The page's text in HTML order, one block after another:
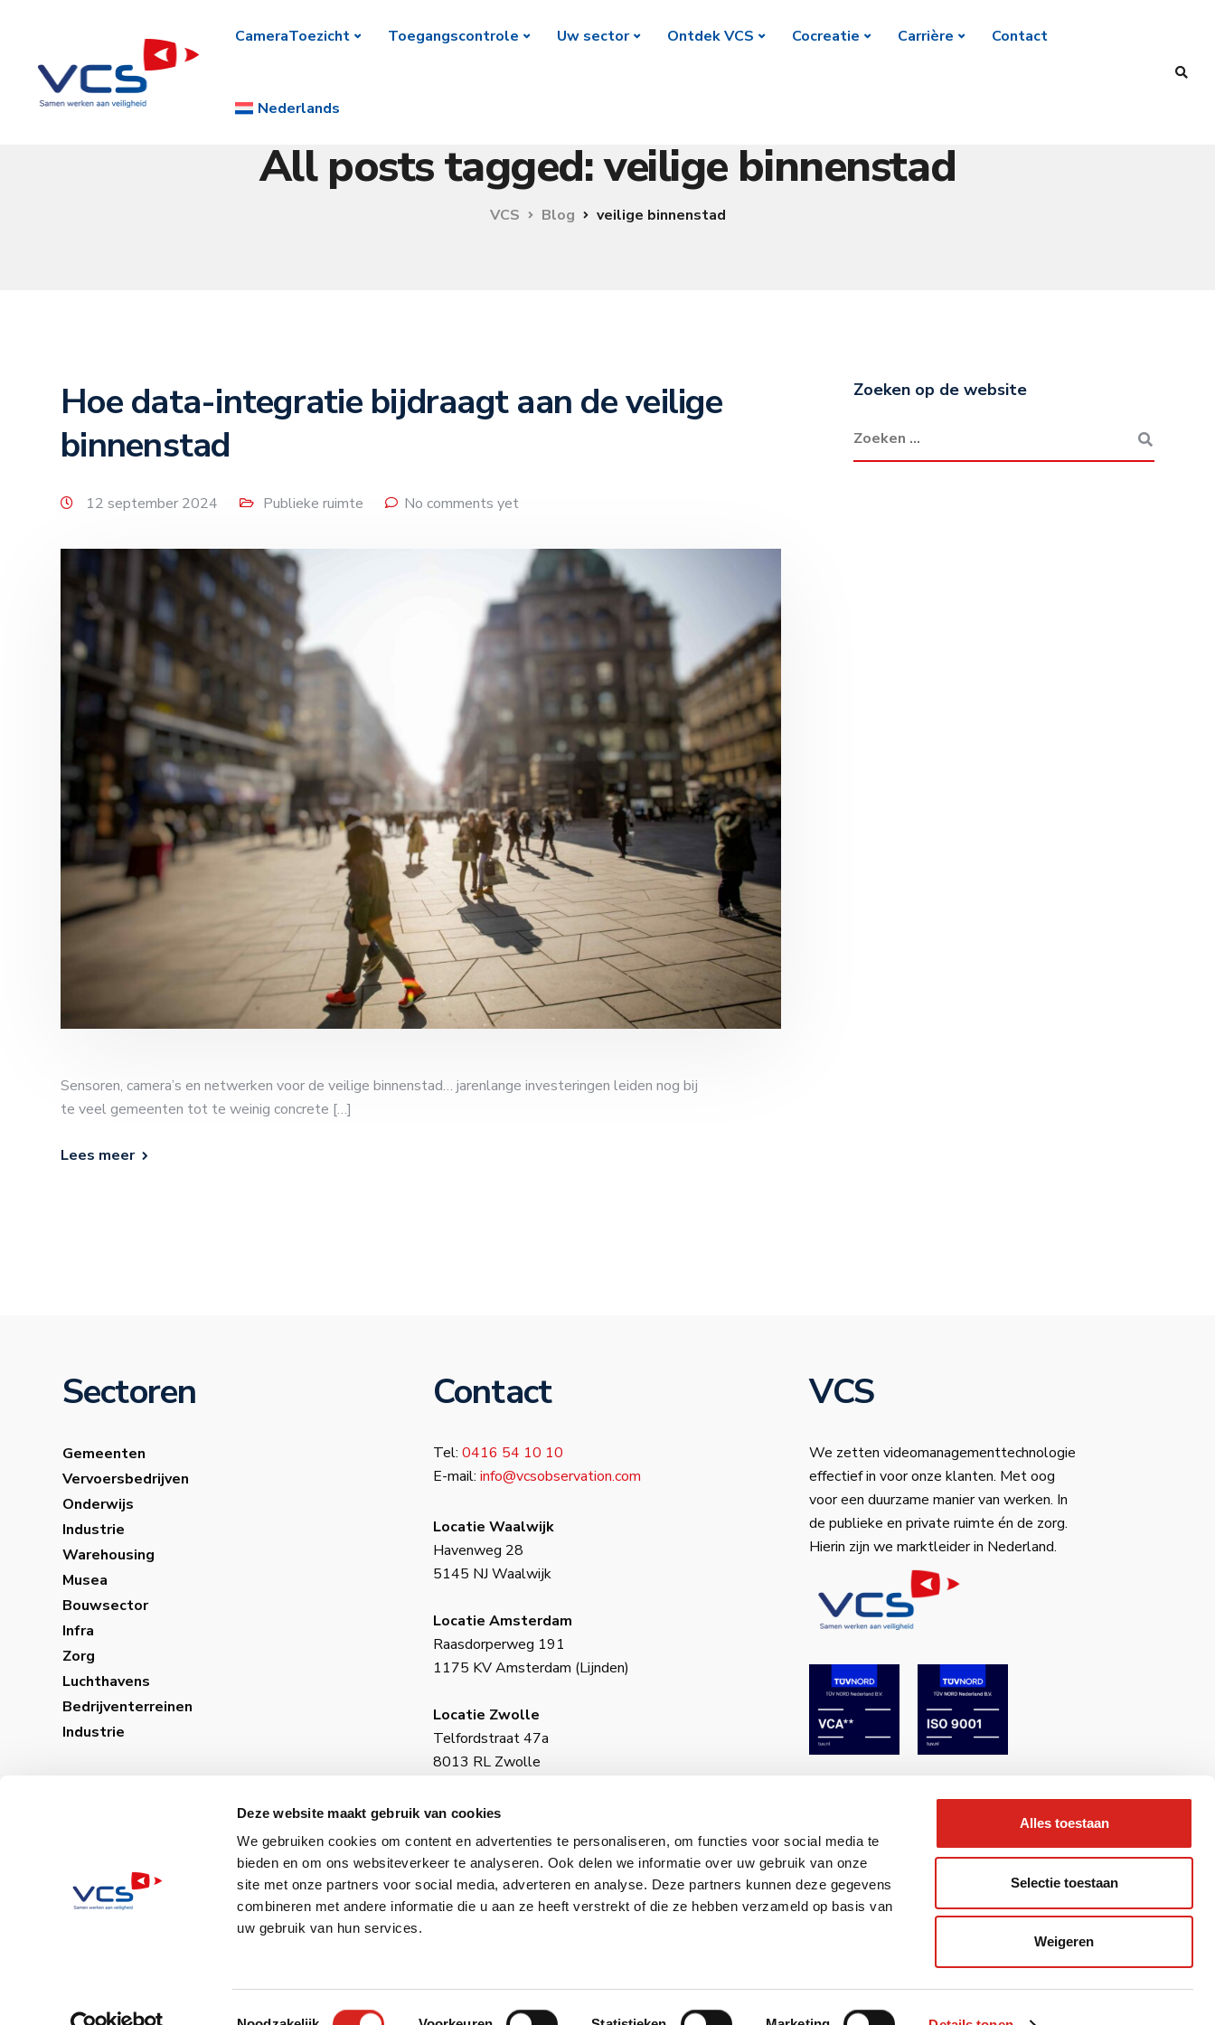
Deze website maakt gebruik van cookies
We gebruiken cookies om content en advertenties te personaliseren, om functies voor social media te
bieden en om ons websiteverkeer te analyseren. Ook delen we informatie over uw gebruik van onze
site met onze partners voor social media, adverteren en analyse. Deze partners kunnen deze gegevens
combineren met andere informatie die u aan ze heeft verstrekt of die ze hebben verzameld op basis van
uw gebruik van hun services.
Toestemmingsselectie
Alles toestaan
Selectie toestaan
Weigeren
CameraToezicht Toegangscontrole Uw sector Ontdek VCS Cocreatie Carrière Contact
Nederlands
All posts tagged: veilige binnenstad
VCS Blog veilige binnenstad
Hoe data-integratie bijdraagt aan de veilige
binnenstad
12 september 2024 Publieke ruimte No comments yet
Sensoren, camera’s en netwerken voor de veilige binnenstad… jarenlange investeringen leiden nog bij
te veel gemeenten tot te weinig concrete […]
Lees meer
Zoeken op de website
Sectoren
Gemeenten
Vervoersbedrijven
Onderwijs
Industrie
Warehousing
Musea
Bouwsector
Infra
Zorg
Luchthavens
Bedrijventerreinen
Industrie
Contact
Tel: 0416 54 10 10
E-mail: info@vcsobservation.com
Locatie Waalwijk
Havenweg 28
5145 NJ Waalwijk
Locatie Amsterdam
Raasdorperweg 191
1175 KV Amsterdam (Lijnden)
Locatie Zwolle
Telfordstraat 47a
8013 RL Zwolle
BIC: INGBNL2A
KvK-nummer: 18130973
ING–IBAN: NL34 INGB 0650 4985 77
VCS
We zetten videomanagementtechnologie
effectief in voor onze klanten. Met oog
voor een duurzame manier van werken. In
de publieke en private ruimte én de zorg.
Hierin zijn we marktleider in Nederland.
Privacybeleid Algemene voorwaarden Cookiebeleid│ Onderhoud & Realisatie 2BeFresh